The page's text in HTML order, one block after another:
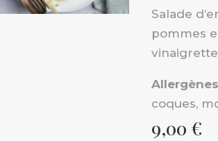
Salade
pommes
vinaigrette
coques,
9,00 €